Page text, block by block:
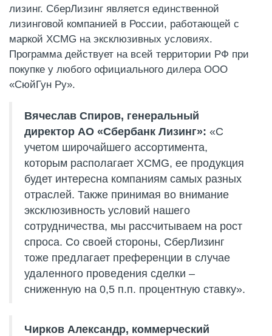
лизинг. СберЛизинг является единственной
лизинговой компанией в России, работающей с
маркой XCMG на эксклюзивных условиях.
Программа действует на всей территории РФ при
покупке у любого официального дилера ООО
«СюйГун Ру».
Вячеслав Спиров, генеральный
директор АО «Сбербанк Лизинг»: «С
учетом широчайшего ассортимента,
которым располагает XCMG, ее продукция
будет интересна компаниям самых разных
отраслей. Также принимая во внимание
эксклюзивность условий нашего
сотрудничества, мы рассчитываем на рост
спроса. Со своей стороны, СберЛизинг
тоже предлагает преференции в случае
удаленного проведения сделки –
сниженную на 0,5 п.п. процентную ставку».
Чирков Александр, коммерческий